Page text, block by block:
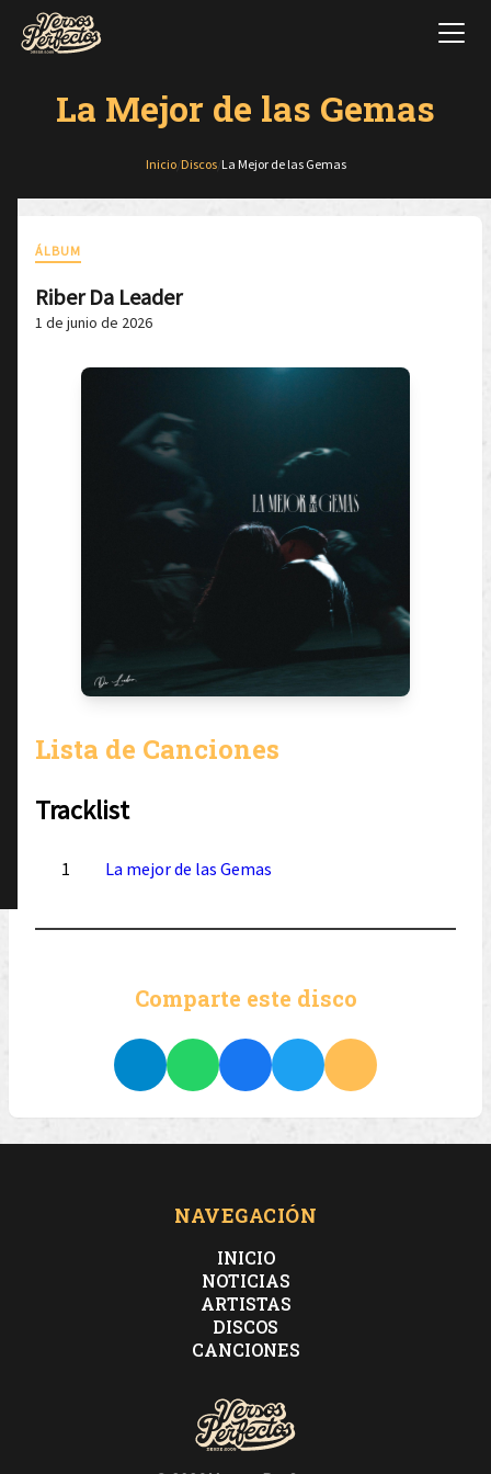
La Mejor de las Gemas
Inicio/ Discos/ La Mejor de las Gemas
ÁLBUM
Riber Da Leader
1 de junio de 2026
Lista de Canciones
Tracklist
1 La mejor de las Gemas
Comparte este disco
NAVEGACIÓN
INICIO
NOTICIAS
ARTISTAS
DISCOS
CANCIONES